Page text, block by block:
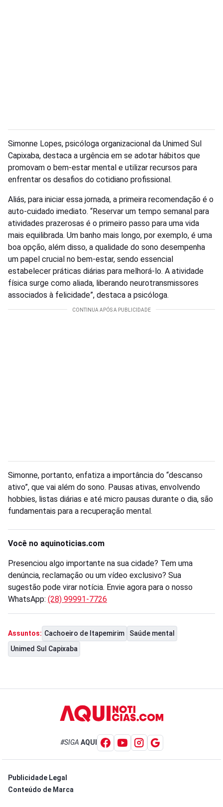
Simonne Lopes, psicóloga organizacional da Unimed Sul
Capixaba, destaca a urgência em se adotar hábitos que
promovam o bem-estar mental e utilizar recursos para
enfrentar os desafios do cotidiano profissional.
Aliás, para iniciar essa jornada, a primeira recomendação é o
auto-cuidado imediato. “Reservar um tempo semanal para
atividades prazerosas é o primeiro passo para uma vida
mais equilibrada. Um banho mais longo, por exemplo, é uma
boa opção, além disso, a qualidade do sono desempenha
um papel crucial no bem-estar, sendo essencial
estabelecer práticas diárias para melhorá-lo. A atividade
física surge como aliada, liberando neurotransmissores
associados à felicidade”, destaca a psicóloga.
Simonne, portanto, enfatiza a importância do “descanso
ativo”, que vai além do sono. Pausas ativas, envolvendo
hobbies, listas diárias e até micro pausas durante o dia, são
fundamentais para a recuperação mental.
Você no aquinoticias.com
Presenciou algo importante na sua cidade? Tem uma
denúncia, reclamação ou um vídeo exclusivo? Sua
sugestão pode virar notícia. Envie agora para o nosso
WhatsApp: (28) 99991-7726
Assuntos: Cachoeiro de Itapemirim
Saúde mental
Unimed Sul Capixaba
#SIGA AQUI
Publicidade Legal
Conteúdo de Marca